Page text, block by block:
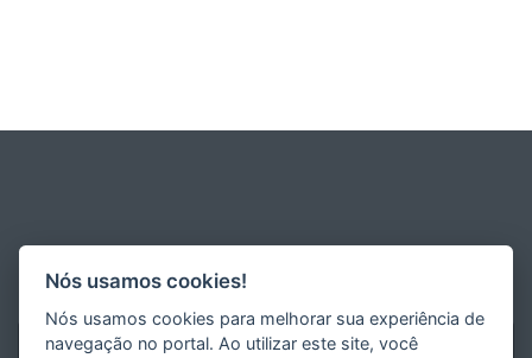
Nós usamos cookies!
Nós usamos cookies para melhorar sua experiência de
navegação no portal. Ao utilizar este site, você